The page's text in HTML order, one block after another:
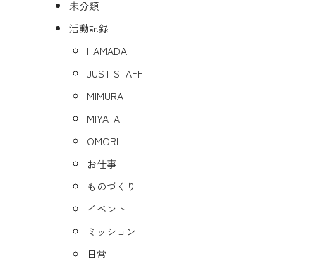
未分類
活動記録
HAMADA
JUST STAFF
MIMURA
MIYATA
OMORI
お仕事
ものづくり
イベント
ミッション
日常